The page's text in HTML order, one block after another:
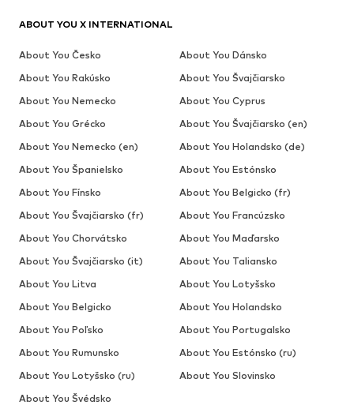
ABOUT YOU X INTERNATIONAL
About You Česko
About You Dánsko
About You Rakúsko
About You Švajčiarsko
About You Nemecko
About You Cyprus
About You Grécko
About You Švajčiarsko (en)
About You Nemecko (en)
About You Holandsko (de)
About You Španielsko
About You Estónsko
About You Fínsko
About You Belgicko (fr)
About You Švajčiarsko (fr)
About You Francúzsko
About You Chorvátsko
About You Maďarsko
About You Švajčiarsko (it)
About You Taliansko
About You Litva
About You Lotyšsko
About You Belgicko
About You Holandsko
About You Poľsko
About You Portugalsko
About You Rumunsko
About You Estónsko (ru)
About You Lotyšsko (ru)
About You Slovinsko
About You Švédsko